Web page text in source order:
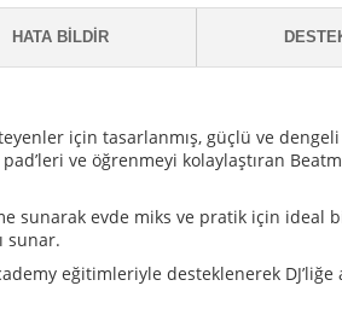
HATA BILDIR
için tasarlanmış, güçlü ve
ve öğrenmeyi kolaylaştıran
evde miks ve pratik için ideal
sunar.
eğitimleriyle desteklenerek